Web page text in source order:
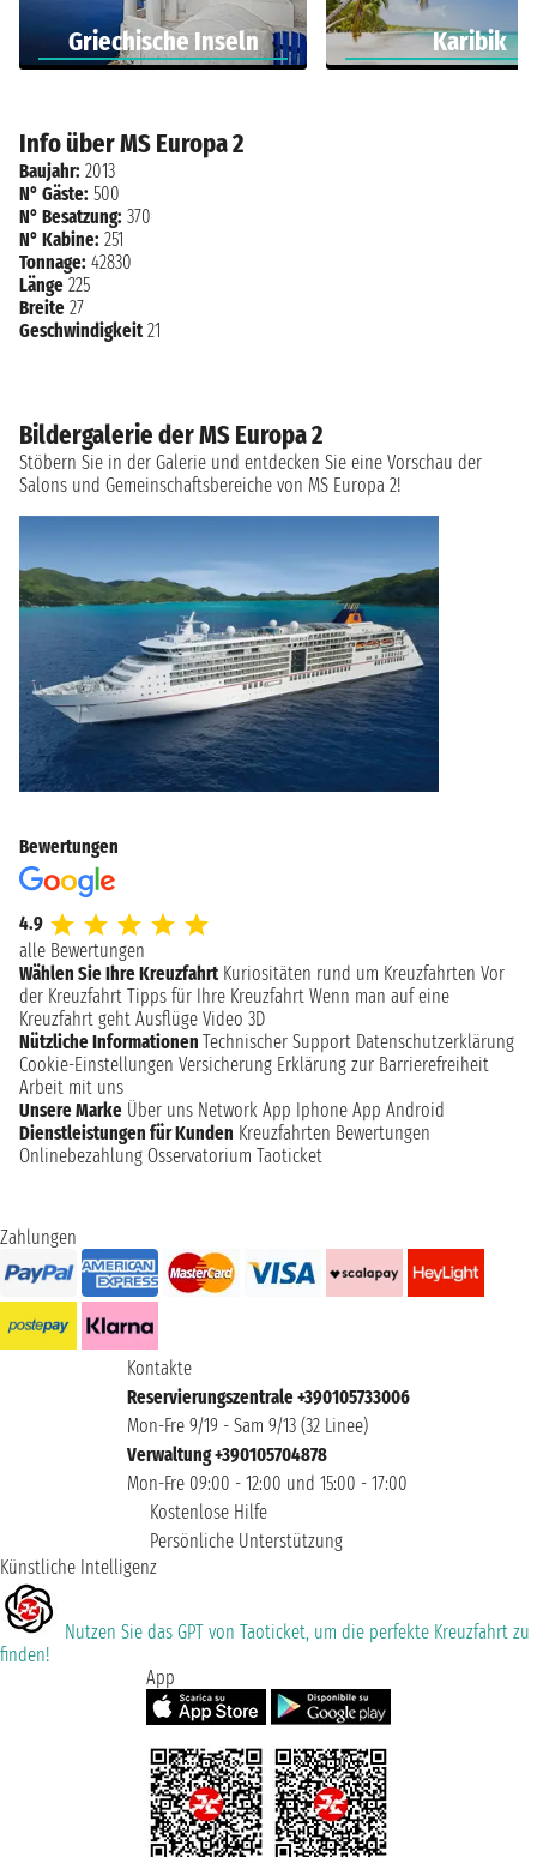
Griechische Inseln Karibik
Info über MS Europa 2
Baujahr: 2013
N° Gäste: 500
N° Besatzung: 370
N° Kabine: 251
Tonnage: 42830
Länge 225
Breite 27
Geschwindigkeit 21
Bildergalerie der MS Europa 2
Stöbern Sie in der Galerie und entdecken Sie eine Vorschau der
Salons und Gemeinschaftsbereiche von MS Europa 2!
Bewertungen
4.9
alle Bewertungen
Wählen Sie Ihre Kreuzfahrt Kuriositäten rund um Kreuzfahrten Vor
der Kreuzfahrt Tipps für Ihre Kreuzfahrt Wenn man auf eine
Kreuzfahrt geht Ausflüge Video 3D
Nützliche Informationen Technischer Support Datenschutzerklärung
Cookie-Einstellungen Versicherung Erklärung zur Barrierefreiheit
Arbeit mit uns
Unsere Marke Über uns Network App Iphone App Android
Dienstleistungen für Kunden Kreuzfahrten Bewertungen
Onlinebezahlung Osservatorium Taoticket
Zahlungen
Kontakte
Reservierungszentrale +390105733006
Mon-Fre 9/19 - Sam 9/13 (32 Linee)
Verwaltung +390105704878
Mon-Fre 09:00 - 12:00 und 15:00 - 17:00
Kostenlose Hilfe
Persönliche Unterstützung
Künstliche Intelligenz
Nutzen Sie das GPT von Taoticket, um die perfekte Kreuzfahrt zu
finden!
App